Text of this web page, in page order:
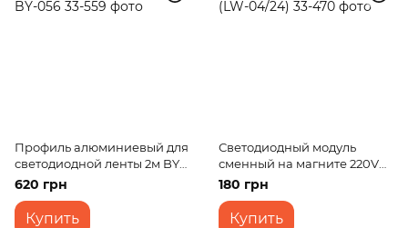
Профиль алюминиевый для
светодиодной ленты 2м BY-
056
620 грн
Купить
Светодиодный модуль
сменный на магните 220V
12W SMD 2835 NW IP20 (LW-
04/24)
180 грн
Купить